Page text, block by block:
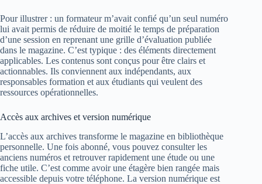
Pour illustrer : un formateur m’avait confié qu’un seul numéro
lui avait permis de réduire de moitié le temps de préparation
d’une session en reprenant une grille d’évaluation publiée
dans le magazine. C’est typique : des éléments directement
applicables. Les contenus sont conçus pour être clairs et
actionnables. Ils conviennent aux indépendants, aux
responsables formation et aux étudiants qui veulent des
ressources opérationnelles.
Accès aux archives et version numérique
L’accès aux archives transforme le magazine en bibliothèque
personnelle. Une fois abonné, vous pouvez consulter les
anciens numéros et retrouver rapidement une étude ou une
fiche utile. C’est comme avoir une étagère bien rangée mais
accessible depuis votre téléphone. La version numérique est